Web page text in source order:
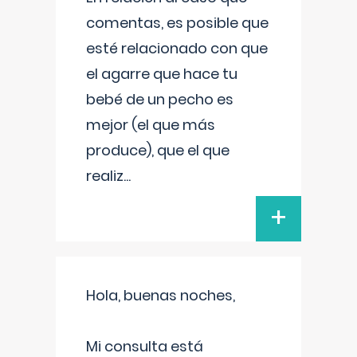
comentas, es posible que
esté relacionado con que
el agarre que hace tu
bebé de un pecho es
mejor (el que más
produce), que el que
realiz...
+
Hola, buenas noches,
Mi consulta está